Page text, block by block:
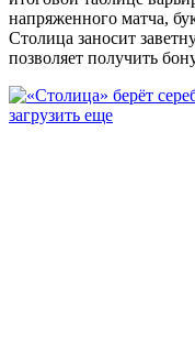
напряженного матча,
Столица заносит
позволяет получить
загрузить еще